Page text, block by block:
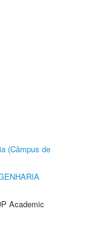
(Câmpus de
Academic